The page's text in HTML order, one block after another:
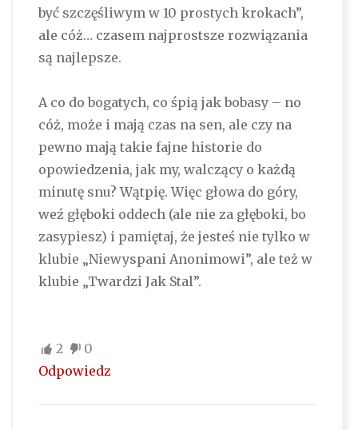
być szczęśliwym w 10 prostych krokach”,
ale cóż… czasem najprostsze rozwiązania
są najlepsze.
A co do bogatych, co śpią jak bobasy – no
cóż, może i mają czas na sen, ale czy na
pewno mają takie fajne historie do
opowiedzenia, jak my, walczący o każdą
minutę snu? Wątpię. Więc głowa do góry,
weź głęboki oddech (ale nie za głęboki, bo
zasypiesz) i pamiętaj, że jesteś nie tylko w
klubie „Niewyspani Anonimowi”, ale też w
klubie „Twardzi Jak Stal”.
2
0
Odpowiedz